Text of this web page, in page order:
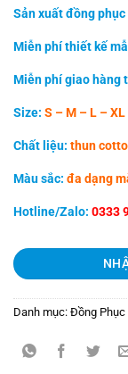
Sản xuất đồng
Miễn phí thiết kế
Miễn phí giao hàng
Size: S – M – L –
Chất liệu: thun
Màu sắc: đa dạng
Hotline/Zalo: 0333
Danh mục: Đồng Phục